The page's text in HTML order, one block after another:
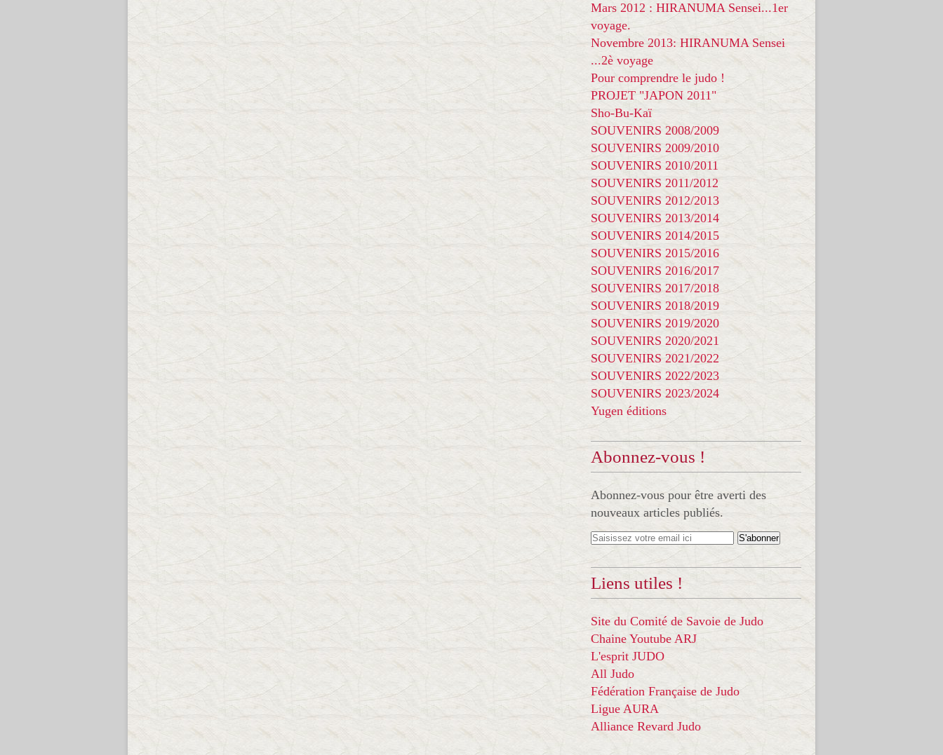
Mars 2012 : HIRANUMA Sensei...1er
voyage.
Novembre 2013: HIRANUMA Sensei
...2è voyage
Pour comprendre le judo !
PROJET "JAPON 2011"
Sho-Bu-Kaï
SOUVENIRS 2008/2009
SOUVENIRS 2009/2010
SOUVENIRS 2010/2011
SOUVENIRS 2011/2012
SOUVENIRS 2012/2013
SOUVENIRS 2013/2014
SOUVENIRS 2014/2015
SOUVENIRS 2015/2016
SOUVENIRS 2016/2017
SOUVENIRS 2017/2018
SOUVENIRS 2018/2019
SOUVENIRS 2019/2020
SOUVENIRS 2020/2021
SOUVENIRS 2021/2022
SOUVENIRS 2022/2023
SOUVENIRS 2023/2024
Yugen éditions
Abonnez-vous !
Abonnez-vous pour être averti des
nouveaux articles publiés.
Liens utiles !
Site du Comité de Savoie de Judo
Chaine Youtube ARJ
L'esprit JUDO
All Judo
Fédération Française de Judo
Ligue AURA
Alliance Revard Judo